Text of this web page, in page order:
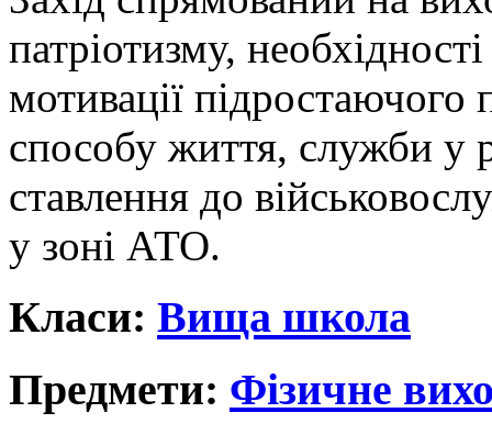
патріотизму,
мотивації підростаючого
способу життя, служби у
ставлення до
у зоні АТО.
Класи: Вища школа
Предмети: Фізичне